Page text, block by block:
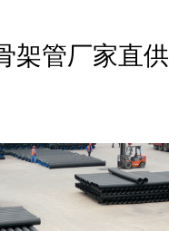
架管厂家直供